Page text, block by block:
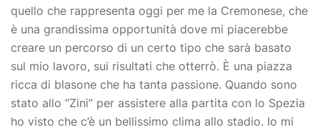
quello che rappresenta oggi per me la Cremonese, che
è una grandissima opportunità dove mi piacerebbe
creare un percorso di un certo tipo che sarà basato
sul mio lavoro, sui risultati che otterrò. È una piazza
ricca di blasone che ha tanta passione. Quando sono
stato allo “Zini” per assistere alla partita con lo Spezia
ho visto che c’è un bellissimo clima allo stadio. Io mi